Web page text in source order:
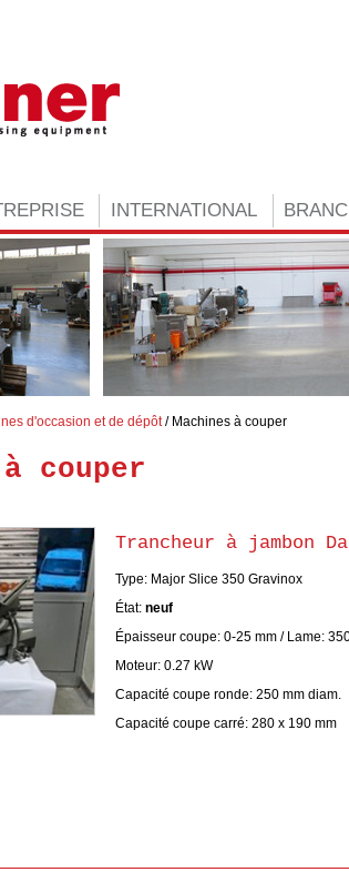
INTERNATIONAL
d'occasion et de dépôt Machines à couper
couper
Trancheur à jambon
Type: Major Slice 350 Gravinox
État: neuf
Épaisseur coupe: 0-25 mm / Lame:
Moteur: 0.27 kW
Capacité coupe ronde: 250 mm diam.
Capacité coupe carré: 280 x 190 mm